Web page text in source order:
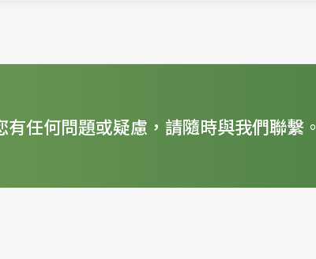
有任何問題或疑慮，請隨時與我們聯繫。